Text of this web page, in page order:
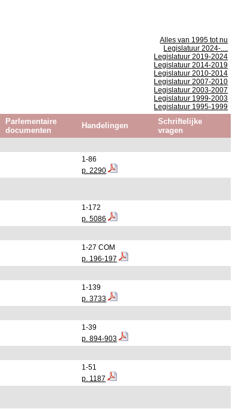
Alles van 1995 tot nu
Legislatuur 2024-....
Legislatuur 2019-2024
Legislatuur 2014-2019
Legislatuur 2010-2014
Legislatuur 2007-2010
Legislatuur 2003-2007
Legislatuur 1999-2003
Legislatuur 1995-1999
Parlementaire
documenten
Handelingen
Schriftelijke
vragen
1-86
p. 2290
1-172
p. 5086
1-27 COM
p. 196-197
1-139
p. 3733
1-39
p. 894-903
1-51
p. 1187